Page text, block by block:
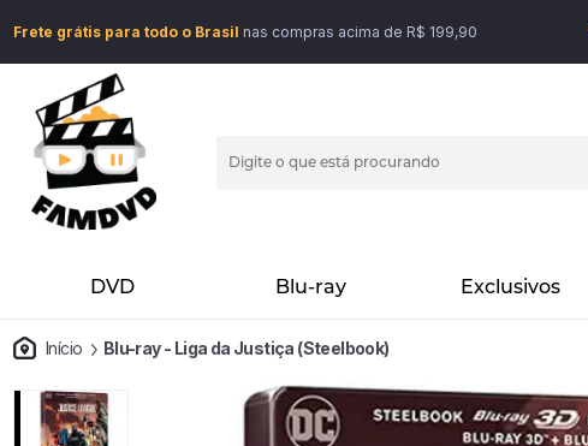
Frete grátis para todo o Brasil nas compras acima de R$ 199,90
DVD Blu-ray Exclusivos
Início Blu-ray - Liga da Justiça (Steelbook)